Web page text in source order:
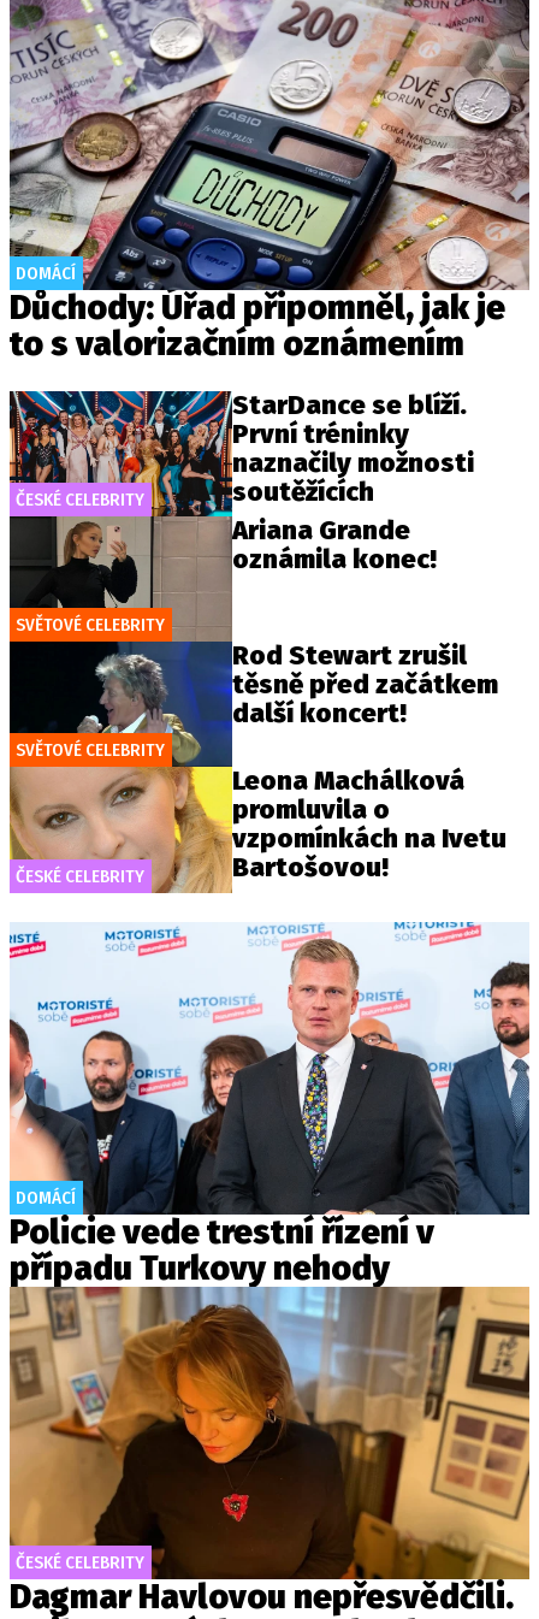
DOMÁCÍ
Důchody: Úřad připomněl, jak je
to s valorizačním oznámením
ČESKÉ CELEBRITY
StarDance se blíží.
První tréninky
naznačily možnosti
soutěžících
SVĚTOVÉ CELEBRITY
Ariana Grande
oznámila konec!
SVĚTOVÉ CELEBRITY
Rod Stewart zrušil
těsně před začátkem
další koncert!
ČESKÉ CELEBRITY
Leona Machálková
promluvila o
vzpomínkách na Ivetu
Bartošovou!
DOMÁCÍ
Policie vede trestní řízení v
případu Turkovy nehody
ČESKÉ CELEBRITY
Dagmar Havlovou nepřesvědčili.